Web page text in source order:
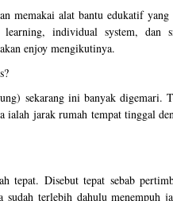
memakai alat bantu edukatif
individual system, dan
enjoy mengikutinya.
sekarang ini banyak digemari.
jarak rumah tempat tinggal
tepat. Disebut tepat sebab
terlebih dahulu menempuh